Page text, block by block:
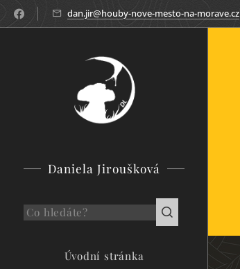
dan.jir@houby-nove-mesto-na-morave.cz
Daniela Jiroušková
Úvodní stránka